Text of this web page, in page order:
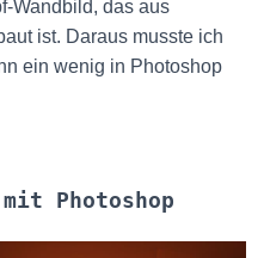
Wandbild, das aus
ist. Daraus musste ich
ein wenig in Photoshop
Photoshop